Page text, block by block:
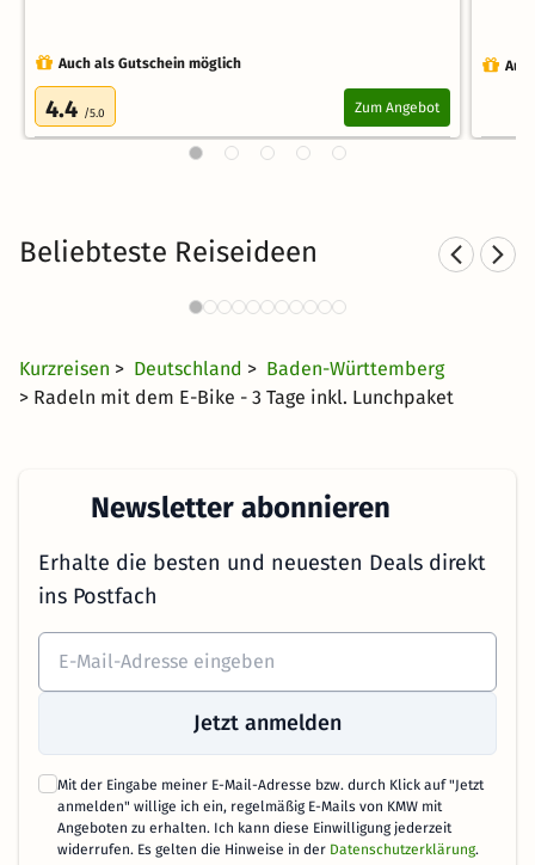
Auch als Gutschein möglich
4.4 /5.0 Zum Angebot
Beliebteste Reiseideen
Sporthotels im Schwarzwald
823 Angebote
Kurzreisen > Deutschland > Baden-Württemberg
> Radeln mit dem E-Bike - 3 Tage inkl. Lunchpaket
Newsletter abonnieren
Erhalte die besten und neuesten Deals direkt
ins Postfach
Jetzt anmelden
Mit der Eingabe meiner E-Mail-Adresse bzw. durch Klick auf "Jetzt
anmelden" willige ich ein, regelmäßig E-Mails von KMW mit
Angeboten zu erhalten. Ich kann diese Einwilligung jederzeit
widerrufen. Es gelten die Hinweise in der Datenschutzerklärung.